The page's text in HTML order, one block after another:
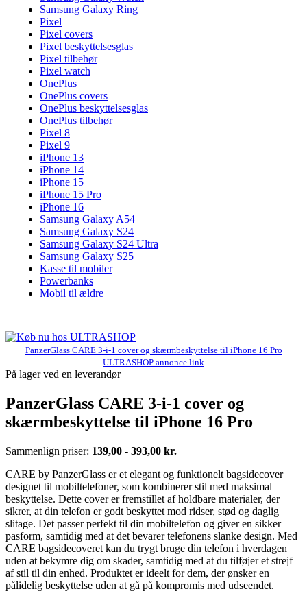
Samsung Galaxy Ring
Pixel
Pixel covers
Pixel beskyttelsesglas
Pixel tilbehør
Pixel watch
OnePlus
OnePlus covers
OnePlus beskyttelsesglas
OnePlus tilbehør
Pixel 8
Pixel 9
iPhone 13
iPhone 14
iPhone 15
iPhone 15 Pro
iPhone 16
Samsung Galaxy A54
Samsung Galaxy S24
Samsung Galaxy S24 Ultra
Samsung Galaxy S25
Kasse til mobiler
Powerbanks
Mobil til ældre
PanzerGlass CARE 3-i-1 cover og skærmbeskyttelse til iPhone 16 Pro
ULTRASHOP annonce link
På lager ved en leverandør
PanzerGlass CARE 3-i-1 cover og
skærmbeskyttelse til iPhone 16 Pro
Sammenlign priser: 139,00 - 393,00 kr.
CARE by PanzerGlass er et elegant og funktionelt bagsidecover
designet til mobiltelefoner, som kombinerer stil med maksimal
beskyttelse. Dette cover er fremstillet af holdbare materialer, der
sikrer, at din telefon er godt beskyttet mod ridser, stød og daglig
slitage. Det passer perfekt til din mobiltelefon og giver en sikker
pasform, samtidig med at det bevarer telefonens slanke design. Med
CARE bagsidecoveret kan du trygt bruge din telefon i hverdagen
uden at bekymre dig om skader, samtidig med at du tilføjer et strejf
af stil til din enhed. Produktet er ideelt for dem, der ønsker en
pålidelig beskyttelse uden at gå på kompromis med udseendet.